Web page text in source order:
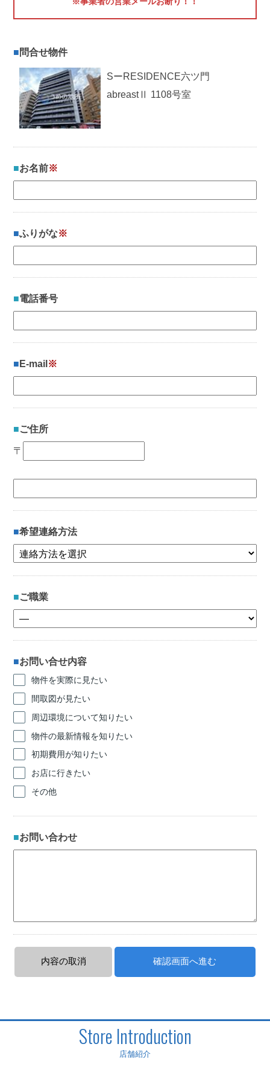
問合せ物件
SーRESIDENCE六ツ門
abreastⅡ 1108号室
お名前※
ふりがな※
電話番号
E-mail ※
ご住所
〒
希望連絡方法
ご職業
お問い合せ内容
物件を実際に見たい
間取図が見たい
周辺環境について知りたい
物件の最新情報を知りたい
初期費用が知りたい
お店に行きたい
その他
お問い合わせ
Store Introduction
店舗紹介